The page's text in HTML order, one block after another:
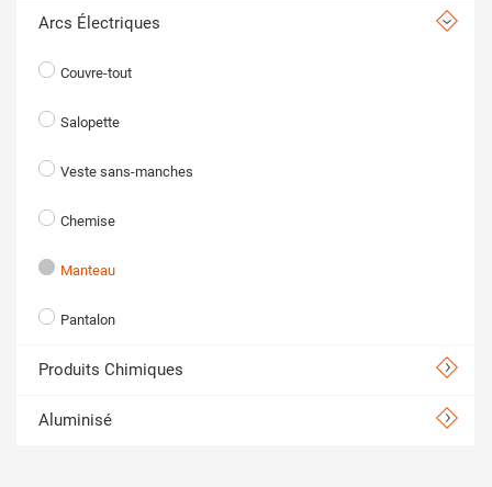
Arcs Électriques
Couvre-tout
Salopette
Veste sans-manches
Chemise
Manteau
Pantalon
Produits Chimiques
Aluminisé